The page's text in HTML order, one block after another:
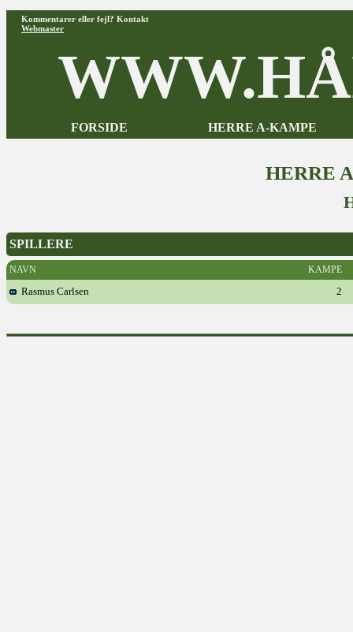
Kommentarer eller fejl? Kontakt
Webmaster
FORSIDE HERRE A-KAMPE
HERRE
SPILLERE
NAVN KAMPE
Rasmus Carlsen 2